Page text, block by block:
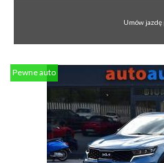
Umów jazdę
Pewne auto